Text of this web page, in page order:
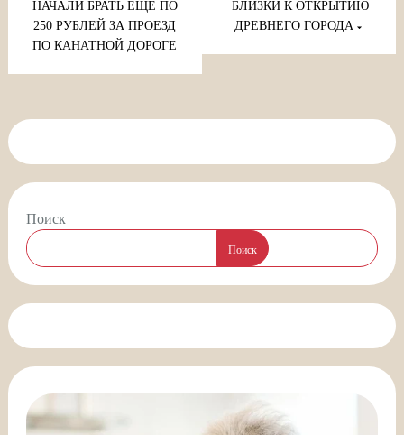
НАЧАЛИ БРАТЬ ЕЩЕ ПО
250 РУБЛЕЙ ЗА ПРОЕЗД
ПО КАНАТНОЙ ДОРОГЕ
БЛИЗКИ К ОТКРЫТИЮ
ДРЕВНЕГО ГОРОДА
Поиск
Поиск